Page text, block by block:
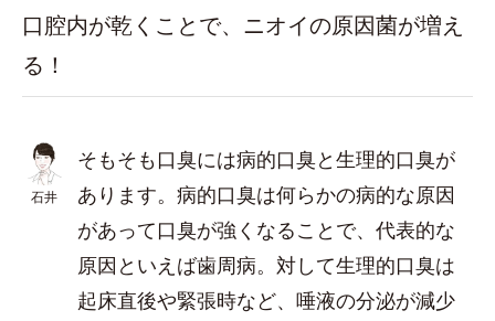
口腔内が乾くことで、ニオイの原因菌が増え
る！
石井
そもそも口臭には病的口臭と生理的口臭が
あります。病的口臭は何らかの病的な原因
があって口臭が強くなることで、代表的な
原因といえば歯周病。対して生理的口臭は
起床直後や緊張時など、唾液の分泌が減少